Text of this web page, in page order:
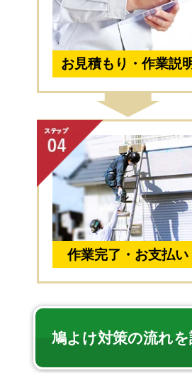
お見積もり・作業説
作業完了・お支払い
鳩よけ対策の流れ